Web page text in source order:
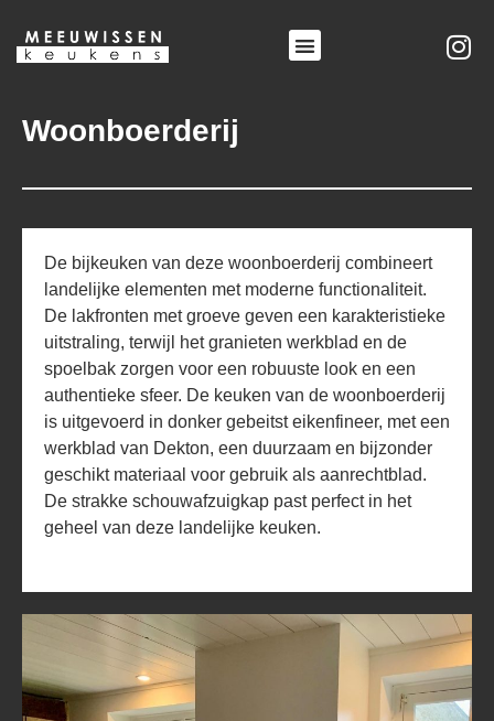
naar
de
Menu
Woonboerderij
De bijkeuken van deze woonboerderij combineert
landelijke elementen met moderne functionaliteit.
De lakfronten met groeve geven een karakteristieke
uitstraling, terwijl het granieten werkblad en de
spoelbak zorgen voor een robuuste look en een
authentieke sfeer. De keuken van de woonboerderij
is uitgevoerd in donker gebeitst eikenfineer, met een
werkblad van Dekton, een duurzaam en bijzonder
geschikt materiaal voor gebruik als aanrechtblad.
De strakke schouwafzuigkap past perfect in het
geheel van deze landelijke keuken.